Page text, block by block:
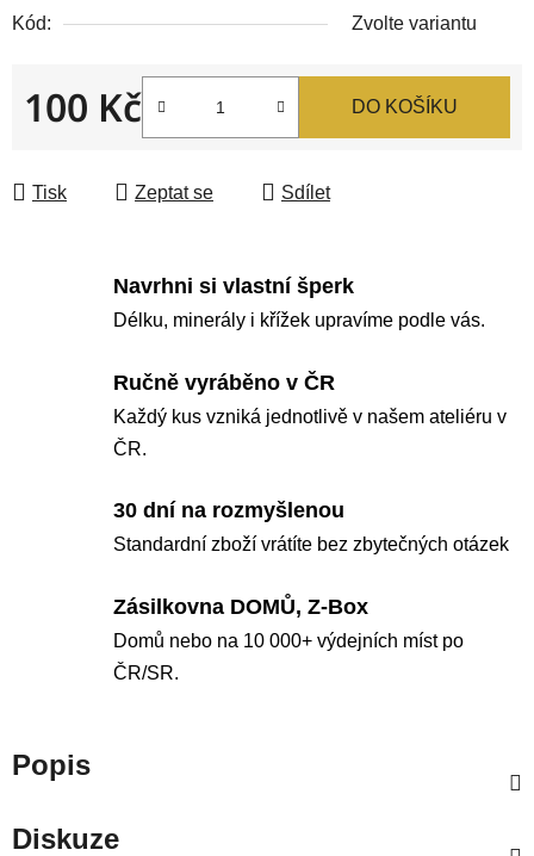
Kód:
Zvolte variantu
100 Kč DO KOŠÍKU
Tisk Zeptat se Sdílet
Navrhni si vlastní šperk
Délku, minerály i křížek upravíme podle vás.
Ručně vyráběno v ČR
Každý kus vzniká jednotlivě v našem ateliéru v
ČR.
30 dní na rozmyšlenou
Standardní zboží vrátíte bez zbytečných otázek
Zásilkovna DOMŮ, Z-Box
Domů nebo na 10 000+ výdejních míst po
ČR/SR.
Popis
Diskuze